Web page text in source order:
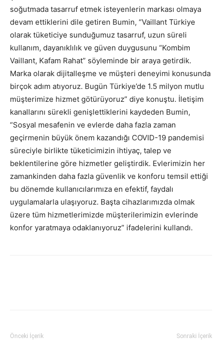
soğutmada tasarruf etmek isteyenlerin markası olmaya
devam ettiklerini dile getiren Bumin, “Vaillant Türkiye
olarak tüketiciye sunduğumuz tasarruf, uzun süreli
kullanım, dayanıklılık ve güven duygusunu “Kombim
Vaillant, Kafam Rahat” söyleminde bir araya getirdik.
Marka olarak dijitalleşme ve müşteri deneyimi konusunda
birçok adım atıyoruz. Bugün Türkiye’de 1.5 milyon mutlu
müşterimize hizmet götürüyoruz” diye konuştu. İletişim
kanallarını sürekli genişlettiklerini kaydeden Bumin,
“Sosyal mesafenin ve evlerde daha fazla zaman
geçirmenin büyük önem kazandığı COVID-19 pandemisi
süreciyle birlikte tüketicimizin ihtiyaç, talep ve
beklentilerine göre hizmetler geliştirdik. Evlerimizin her
zamankinden daha fazla güvenlik ve konforu temsil ettiği
bu dönemde kullanıcılarımıza en efektif, faydalı
uygulamalarla ulaşıyoruz. Başta cihazlarımızda olmak
üzere tüm hizmetlerimizde müşterilerimizin evlerinde
konfor yaratmaya odaklanıyoruz” ifadelerini kullandı.
Önceki İçerik Sonraki İçerik